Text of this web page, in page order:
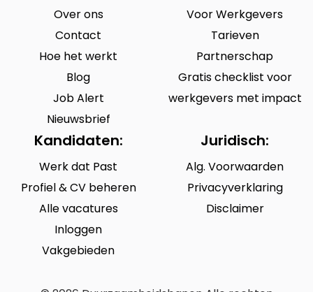
Over ons
Contact
Hoe het werkt
Blog
Job Alert
Nieuwsbrief
Voor Werkgevers
Tarieven
Partnerschap
Gratis checklist voor
werkgevers met impact
Kandidaten:
Werk dat Past
Profiel & CV beheren
Alle vacatures
Inloggen
Vakgebieden
Juridisch:
Alg. Voorwaarden
Privacyverklaring
Disclaimer